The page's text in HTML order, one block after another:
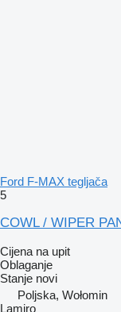
Ford F-MAX tegljača
5
COWL / WIPER
Cijena na upit
Oblaganje
Stanje novi
Poljska, Wołomin
Lamiro